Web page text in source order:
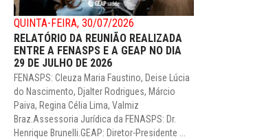
QUINTA-FEIRA, 30/07/2026
RELATÓRIO DA REUNIÃO REALIZADA
ENTRE A FENASPS E A GEAP NO DIA
29 DE JULHO DE 2026
FENASPS: Cleuza Maria Faustino, Deise Lúcia
do Nascimento, Djalter Rodrigues, Márcio
Paiva, Regina Célia Lima, Valmiz
Braz.Assessoria Jurídica da FENASPS: Dr.
Henrique Brunelli.GEAP: Diretor-Presidente ...